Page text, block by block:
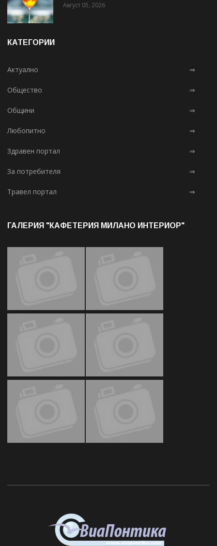
Август 05, 2026
КАТЕГОРИИ
Актуално ⇒
Общество ⇒
Общини ⇒
Любопитно ⇒
Здравен портал ⇒
За потребителя ⇒
Травел портал ⇒
ГАЛЕРИЯ "КАФЕТЕРИЯ МИЛАНО ИНТЕРИОР"